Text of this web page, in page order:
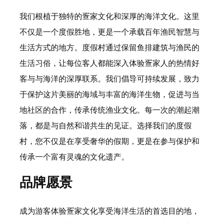
我们根植于独特的疍家文化和深厚的海洋文化。这里
不仅是一个度假胜地，更是一个承载百年渔民智慧与
生活方式的地方。度假村通过保留鱼排建筑与渔民的
生活习俗，让每位客人都能深入体验疍家人的热情好
客与与海洋的深厚联系。我们倡导可持续发展，致力
于保护这片美丽的海域与丰富的海洋生物，促进与当
地社区的合作，传承传统渔业文化。每一次的潮起潮
落，都是与自然和谐共生的见证。选择我们的度假
村，您不仅是在享受奢华的假期，更是在参与保护和
传承一个富有灵魂的文化遗产。
品牌愿景
成为游客体验疍家文化享受海洋生活的首选目的地，